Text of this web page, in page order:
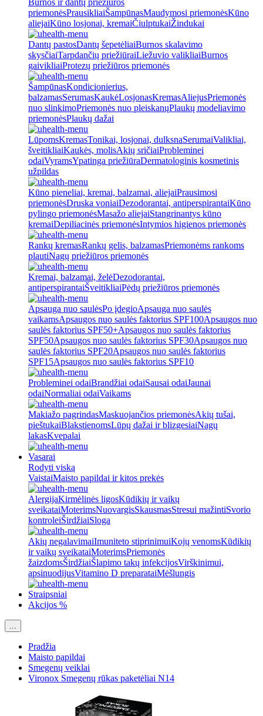
Burnos ir dantų priežiūros
priemonėsPrausikliaiŠampūnasMaudymosi priemonėsKūno
aliejaiKūno losjonai, kremaiČiulptukaiŽindukai
Dantų pastosDantų šepetėliaiBurnos skalavimo
skysčiaiTarpdančių priežiūraiLiežuvio valikliaiBurnos
gaivikliaiProtezų priežiūros priemonės
ŠampūnasKondicionierius,
balzamasSerumasKaukėLosjonasKremasAliejusPriemonės
nuo slinkimoPriemonės nuo pleiskanųPlaukų modeliavimo
priemonėsPlaukų dažai
LūpomsKremasTonikai, losjonai, dulksnaSerumaiValikliai,
šveitikliaiKaukės, molisAkių sričiaiProbleminei
odaiVyramsYpatinga priežiūraDermatologinis kosmetinis
užpildas
Kūno pieneliai, kremai, balzamai, aliejaiPrausimosi
priemonėsDruska voniaiDezodorantai, antiperspirantaiKūno
pylingo priemonėsMasažo aliejaiStangrinantys kūno
kremaiDepiliacinės priemonėsIntymios higienos priemonės
Rankų kremasRankų gelis, balzamasPriemonėms rankoms
plautiNagų priežiūros priemonės
Kremai, balzamai, želėDezodorantai,
antiperspirantaiŠveitikliaiPėdų priežiūros priemonės
Apsauga nuo saulėsPo įdegioApsauga nuo saulės
vaikamsApsaugos nuo saulės faktorius SPF100Apsaugos nuo
saulės faktorius SPF50+Apsaugos nuo saulės faktorius
SPF50Apsaugos nuo saulės faktorius SPF30Apsaugos nuo
saulės faktorius SPF20Apsaugos nuo saulės faktorius
SPF15Apsaugos nuo saulės faktorius SPF10
Probleminei odaiBrandžiai odaiSausai odaiJaunai
odaiNormaliai odaiVaikams
Makiažo pagrindasMaskuojančios priemonėsAkių tušai,
pieštukaiBlakstienomsLūpų dažai ir blizgesiaiNagų
lakasKvepalai
Vasarai
Rodyti viską
VaistaiMaisto papildai ir kitos prekės
AlergijaKirmėlinės ligosKūdikių ir vaikų
sveikataiMoterimsNuovargisSkausmasStresui mažintiSvorio
kontroleiŠirdžiaiSloga
Akių negalavimaiImuniteto stiprinimuiKojų venomsKūdikių
ir vaikų sveikataiMoterimsPriemonės
žaizdomsŠirdžiaiŠlapimo takų infekcijosVirškinimui,
apsinuodijusVitamino D preparataiMėšlungis
Straipsniai
Akcijos %
...
Pradžia
Maisto papildai
Smegenų veiklai
Vironox Smegenų rūkas paketėliai N14